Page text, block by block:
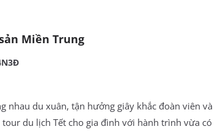
Miền Trung
nhau du xuân, tận hưởng giây khắc đoàn viên và
du lịch Tết cho gia đình với hành trình vừa có